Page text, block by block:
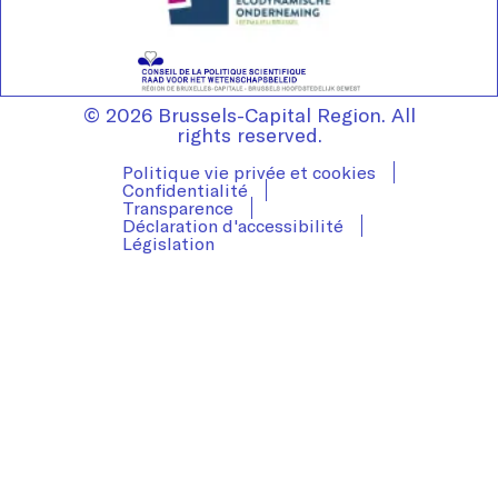
© 2026 Brussels-Capital Region. All
rights reserved.
Politique vie privée et cookies
Confidentialité
Transparence
Déclaration d'accessibilité
Législation